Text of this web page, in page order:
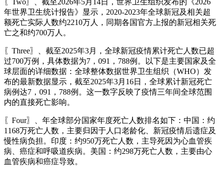
年世界卫生统计报告》显示，2020-2023年全球新冠及相关超
额死亡实际人数约2210万人，同期各国官方上报的新冠相关死
亡之和约700万人。
〖Three〗、截至2025年3月，全球新冠疫情累计死亡人数已超
过700万例，具体数据为7，091，788例。以下是主要国家及全
球层面的详细数据：全球整体数据世界卫生组织（WHO）发
布的最新数据显示，截至2025年3月16日，全球累计新冠死亡
病例达7，091，788例。这一数字反映了疫情三年间全球范围
内的直接死亡影响。
〖Four〗、年全球部分国家年度死亡人数排名如下：中国：约
1168万死亡人数，主要归因于人口老龄化、新冠疫情后遗症及
慢性病负担。印度：约950万死亡人数，主导死因为心血管疾
病、癌症和呼吸道疾病。美国：约298万死亡人数，主要由心
血管疾病和癌症导致。